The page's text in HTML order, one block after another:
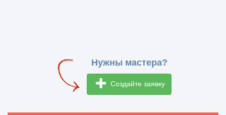
Нужны мастера?
Создайте заявку